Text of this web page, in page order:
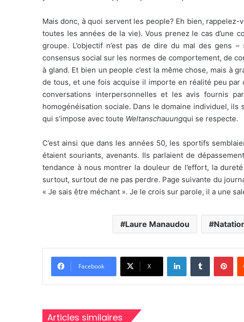
Mais donc, à quoi servent les people? Eh bien,
toutes les années de la vie). Vous prenez le cas d’une
groupe. L’objectif n’est pas de dire du mal des gens
consensus social sur les normes de comportement, de
à gland. Et bien un people c’est la même chose, mais à
de tous, et une fois acquise il importe en réalité peu
conversations interpersonnelles et les avis fournis
homogénéisation sociale. Dans le domaine individuel,
qui s’impose avec toute Weltanschauungqui se respecte.
C’est ainsi que dans les années 50, les sportifs
étaient souriants, avenants. Ils parlaient de
tendance à nous montrer la douleur de l’effort, la
surtout, surtout de ne pas perdre. Page suivante du
« Je sais être méchant ». Je le crois sur parole, il a une
Laure Manaudou
Facebook X
LinkedinTumblr
Articles similaires